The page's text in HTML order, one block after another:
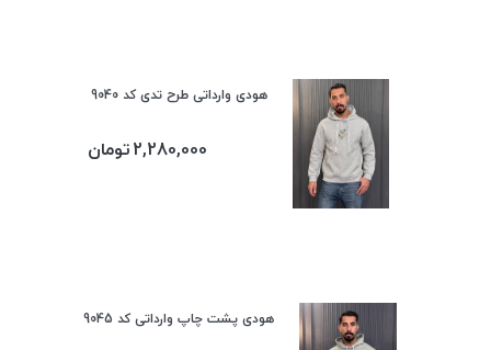
هودی وارداتی طرح تدی کد 9040
2,280,000تومان
هودی پشت چاپ وارداتی کد 9045